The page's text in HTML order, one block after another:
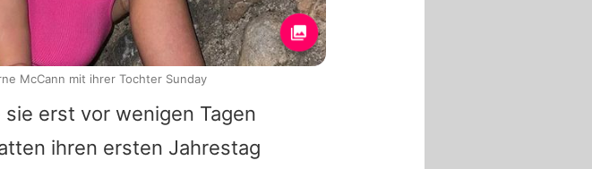
erst vor wenigen Tagen
ihren ersten Jahrestag
McCann mit ihrer Tochter Sunday